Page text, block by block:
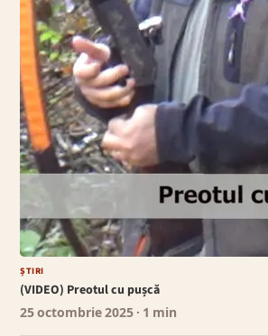
ȘTIRI
(VIDEO) Preotul cu pușcă
25 octombrie 2025 · 1 min